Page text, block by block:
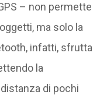
– non permette
ma solo la
infatti, sfrutta
la
di pochi